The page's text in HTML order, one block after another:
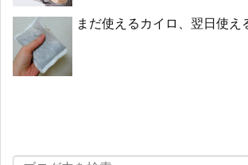
まだ使えるカイロ、翌日使え